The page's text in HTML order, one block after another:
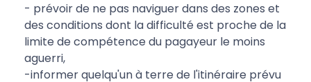
- prévoir de ne pas naviguer dans des zones et
des conditions dont la difficulté est proche de la
limite de compétence du pagayeur le moins
aguerri,
-informer quelqu'un à terre de l'itinéraire prévu